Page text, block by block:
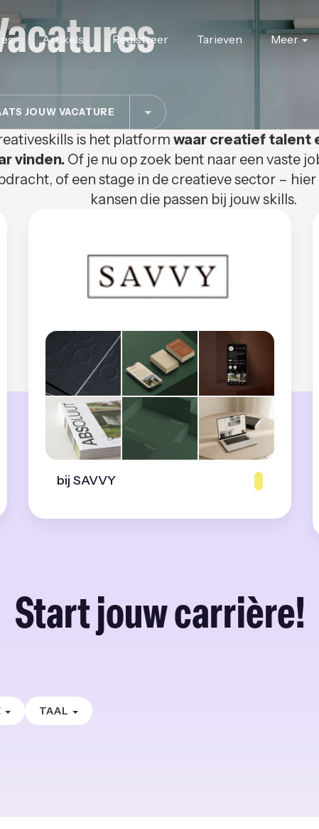
Artikels Registreer Tarieven Meer
JOUW VACATURE
is het platform waar creatief talent
vinden. Of je nu op zoek bent naar een vaste
of een stage in de creatieve sector –
kansen die passen bij jouw skills.
bij SAVVY
Start jouw carrière!
TAAL